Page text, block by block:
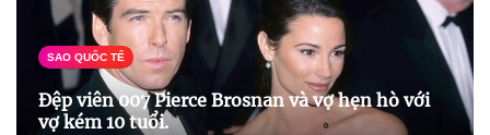
SAO QUỐC TẾ
Đệp viên 007 Pierce Brosnan và vợ hẹn hò với
vợ kém 10 tuổi.